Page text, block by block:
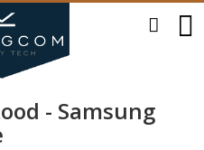
- Samsung